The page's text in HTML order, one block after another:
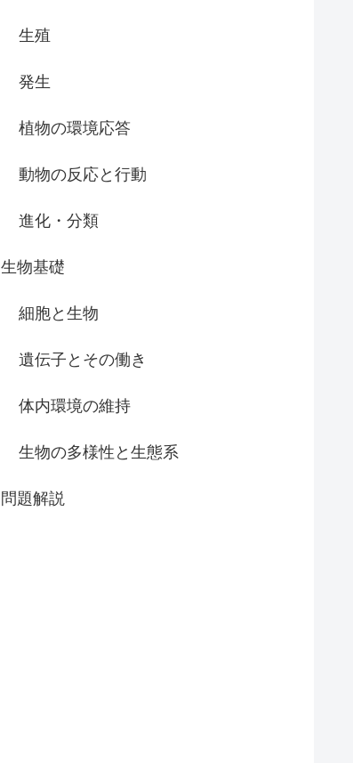
生殖
発生
植物の環境応答
動物の反応と行動
進化・分類
生物基礎
細胞と生物
遺伝子とその働き
体内環境の維持
生物の多様性と生態系
問題解説